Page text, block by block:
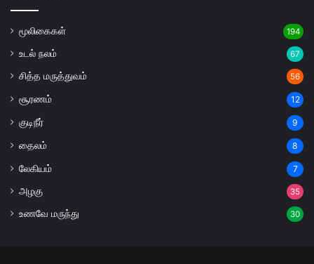
மூலிகைகள் 194
உடல் நலம் 67
சித்த மருத்துவம் 56
சூரணம் 12
குடிநீர் 9
தைலம் 8
லேகியம் 7
அழகு 35
உணவே மருந்து 30